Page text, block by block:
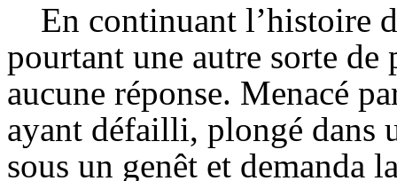
En continuant l’histoire
pourtant une autre sorte de
aucune réponse. Menacé
ayant défailli, plongé dans
sous un genêt et demanda